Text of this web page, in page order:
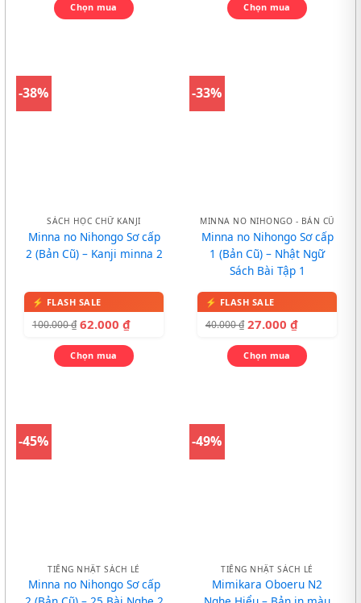
Chọn mua Chọn mua
-38%
SÁCH HỌC CHỮ KANJI
Minna no Nihongo Sơ cấp
2 (Bản Cũ) – Kanji minna 2
100.000₫ 62.000 ₫
Chọn mua
-33%
MINNA NO NIHONGO - BẢN CŨ
Minna no Nihongo Sơ cấp
1 (Bản Cũ) – Nhật Ngữ
Sách Bài Tập 1
40.000₫ 27.000 ₫
Chọn mua
-45%
TIẾNG NHẬT SÁCH LẺ
Minna no Nihongo Sơ cấp
-49%
TIẾNG NHẬT SÁCH LẺ
Mimikara Oboeru N2